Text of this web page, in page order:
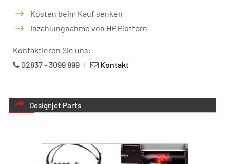
Kosten beim Kauf senken
Inzahlungnahme von HP Plottern
Kontaktieren Sie uns:
02837 - 3099 899 | Kontakt
Designjet Parts